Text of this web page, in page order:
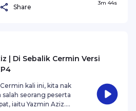
trofi Pelakon
Share
3m 44s
| Di Sebalik Cermin Versi
kali ini, kita nak
salah seorang peserta
iaitu Yazmin Aziz.